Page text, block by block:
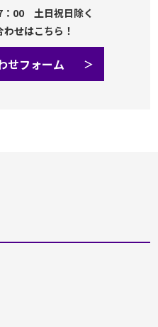
00 土日祝日除く
せはこちら！
せフォーム